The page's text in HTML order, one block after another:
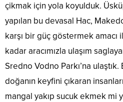
çikmak için yola koyulduk.
yapılan bu devasal Hac,
karşı bir güç göstermek amacı
kadar aracımızla ulaşım
Sredno Vodno Parkı’na
doğanın keyfini çıkaran
mangal yakıp sucuk ekmek mi